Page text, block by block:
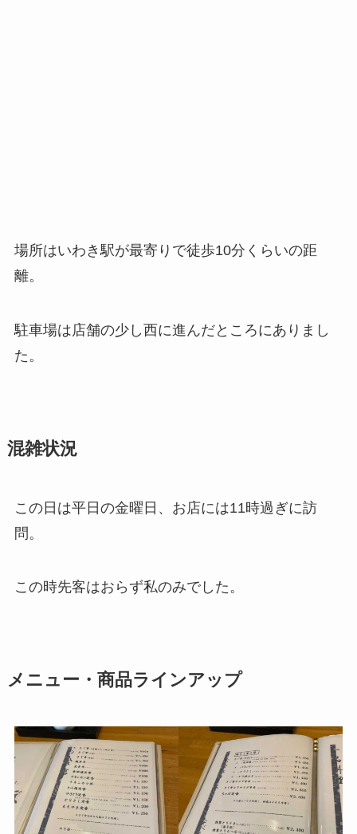
場所はいわき駅が最寄りで徒歩10分くらいの距
離。
駐車場は店舗の少し西に進んだところにありまし
た。
混雑状況
この日は平日の金曜日、お店には11時過ぎに訪
問。
この時先客はおらず私のみでした。
メニュー・商品ラインアップ